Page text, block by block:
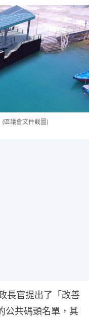
區議會文件截圖)
長官提出了「改善
公共碼頭名單，其